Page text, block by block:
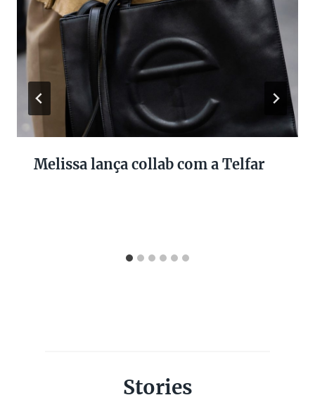
Melissa lança collab com a Telfar
Stories